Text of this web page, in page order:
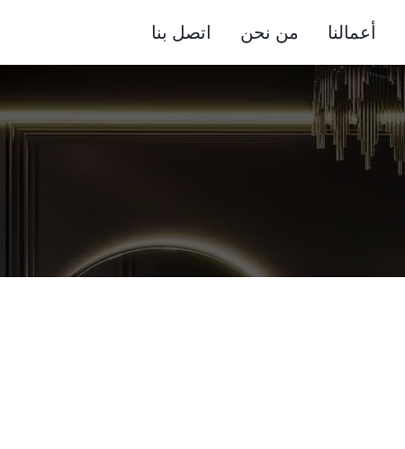
أعمالنا من نحن اتصل بنا